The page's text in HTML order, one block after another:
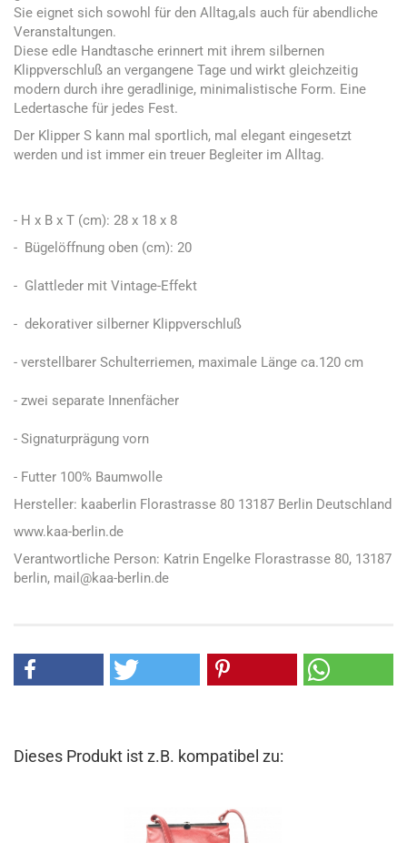
Sie eignet sich sowohl für den Alltag,als auch für abendliche
Veranstaltungen.
Diese edle Handtasche erinnert mit ihrem silbernen
Klippverschluß an vergangene Tage und wirkt gleichzeitig
modern durch ihre geradlinige, minimalistische Form. Eine
Ledertasche für jedes Fest.
Der Klipper S kann mal sportlich, mal elegant eingesetzt
werden und ist immer ein treuer Begleiter im Alltag.
- H x B x T (cm): 28 x 18 x 8
- Bügelöffnung oben (cm): 20
- Glattleder mit Vintage-Effekt
- dekorativer silberner Klippverschluß
- verstellbarer Schulterriemen, maximale Länge ca.120 cm
- zwei separate Innenfächer
- Signaturprägung vorn
- Futter 100% Baumwolle
Hersteller: kaaberlin Florastrasse 80 13187 Berlin Deutschland
www.kaa-berlin.de
Verantwortliche Person: Katrin Engelke Florastrasse 80, 13187
berlin, mail@kaa-berlin.de
Dieses Produkt ist z.B. kompatibel zu: